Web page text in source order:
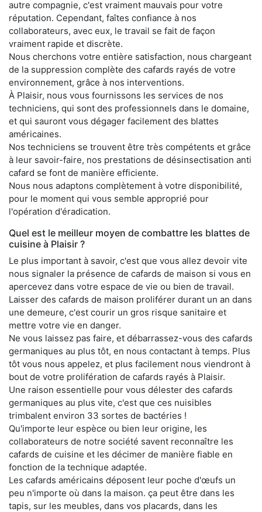
autre compagnie, c'est vraiment mauvais pour votre
réputation. Cependant, faîtes confiance à nos
collaborateurs, avec eux, le travail se fait de façon
vraiment rapide et discrète.
Nous cherchons votre entière satisfaction, nous chargeant
de la suppression complète des cafards rayés de votre
environnement, grâce à nos interventions.
À Plaisir, nous vous fournissons les services de nos
techniciens, qui sont des professionnels dans le domaine,
et qui sauront vous dégager facilement des blattes
américaines.
Nos techniciens se trouvent être très compétents et grâce
à leur savoir-faire, nos prestations de désinsectisation anti
cafard se font de manière efficiente.
Nous nous adaptons complètement à votre disponibilité,
pour le moment qui vous semble approprié pour
l'opération d'éradication.
Quel est le meilleur moyen de combattre les blattes de
cuisine à Plaisir ?
Le plus important à savoir, c'est que vous allez devoir vite
nous signaler la présence de cafards de maison si vous en
apercevez dans votre espace de vie ou bien de travail.
Laisser des cafards de maison proliférer durant un an dans
une demeure, c'est courir un gros risque sanitaire et
mettre votre vie en danger.
Ne vous laissez pas faire, et débarrassez-vous des cafards
germaniques au plus tôt, en nous contactant à temps. Plus
tôt vous nous appelez, et plus facilement nous viendront à
bout de votre prolifération de cafards rayés à Plaisir.
Une raison essentielle pour vous délester des cafards
germaniques au plus vite, c'est que ces nuisibles
trimbalent environ 33 sortes de bactéries !
Qu'importe leur espèce ou bien leur origine, les
collaborateurs de notre société savent reconnaître les
cafards de cuisine et les décimer de manière fiable en
fonction de la technique adaptée.
Les cafards américains déposent leur poche d'œufs un
peu n'importe où dans la maison. ça peut être dans les
tapis, sur les meubles, dans vos placards, dans les